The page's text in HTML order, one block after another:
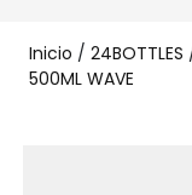
Inicio / 24BOTTLES
500ML WAVE